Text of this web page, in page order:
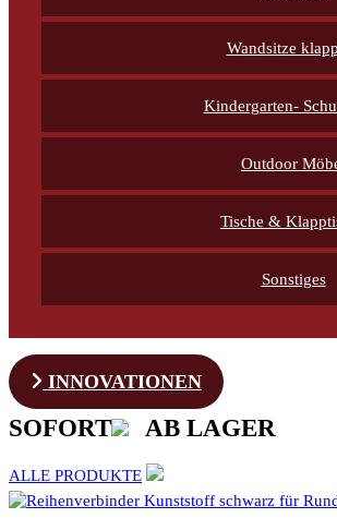
Wandsitze
Kindergarten-
Outdoor
Tische &
Sonstiges
INNOVATIONEN
SOFORT AB LAGER
ALLE PRODUKTE